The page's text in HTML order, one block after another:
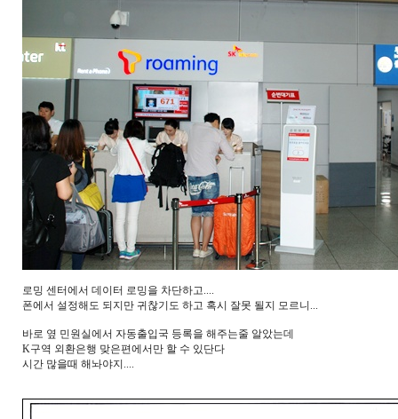
로밍 센터에서 데이터 로밍을 차단하고....
폰에서 설정해도 되지만 귀찮기도 하고 혹시 잘못 될지 모르니...
바로 옆 민원실에서 자동출입국 등록을 해주는줄 알았는데
K구역 외환은행 맞은편에서만 할 수 있단다
시간 많을때 해놔야지....